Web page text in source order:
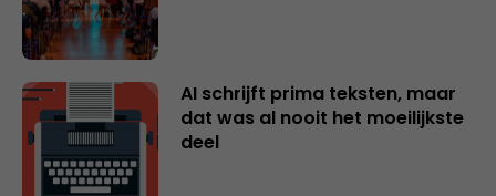
AI schrijft prima teksten, maar
dat was al nooit het moeilijkste
deel